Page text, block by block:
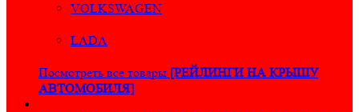
VOLKSWAGEN
LADA
Посмотреть все товары [РЕЙЛИНГИ НА КРЫШУ
АВТОМОБИЛЯ]